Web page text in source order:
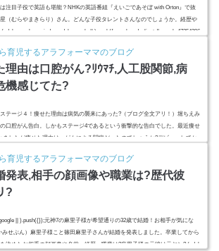
注目子役で英語も堪能？NHKの英語番組『えいごであそぼ with Orton』で抜
（むらやまきらり）さん。どんな子役タレントさんなのでしょうか。経歴や
= window.adsbygoogle || ).push({ google_ad_client: "ca-pub-47354296
|| ).push({});村山輝星...
育児するアラフォーママのブログ
理由は口腔がん?ﾘｳﾏﾁ,人工股関節,病
機感じてた?
テージ４！痩せた理由は病気の襲来にあった?（ブログ全文アリ！）堀ちえみ
口腔がん告白。しかもステージ4であるという衝撃的な告白でした。最近痩せ
ましたが痩せた理由は、がんによる闘病だったのでしょうか?デビューしてか
enable_page_level_ads: true });スポ...
育児するアラフォーママのブログ
発表,相手の顔画像や職業は?歴代彼
?
|| ).push({});元神7の麻里子様が希望通りの32歳で結婚！お相手が気にな
みせぶん）麻里子様こと篠田麻里子さんが結婚を発表しました。卒業してから
決めたお相手の顔画像や名前、経歴、職業は?麻里子様の元彼は元ヤン? (adsb